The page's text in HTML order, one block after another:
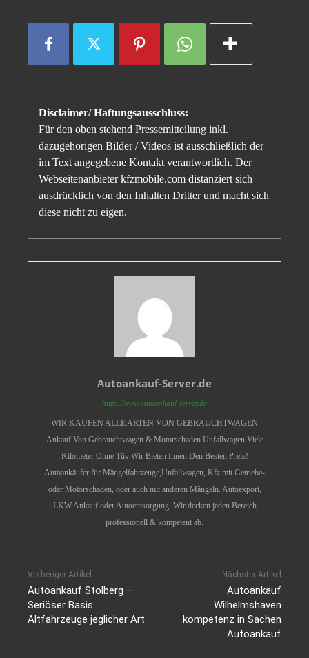
Disclaimer/ Haftungsausschluss:
Für den oben stehend Pressemitteilung inkl.
dazugehörigen Bilder / Videos ist ausschließlich der
im Text angegebene Kontakt verantwortlich. Der
Webseitenanbieter kfzmobile.com distanziert sich
ausdrücklich von den Inhalten Dritter und macht sich
diese nicht zu eigen.
Autoankauf-Server.de
https://www.autoankauf-server.de
WIR KAUFEN ALLE ARTEN VON GEBRAUCHTWAGEN
Ankauf Von Gebrauchtwagen & Motorschaden Unfallwagen Viele
Kilometer Ohne Tüv Wir Bieten Ihnen Den Besten Preis!
Autoankäufer für Mängelfahrzeuge,Unfallwagen, Kfz mit Getriebe-
oder Motorschaden, oder auch mit anderen Mängeln. Autoexport,
LKW Ankauf oder Autoentsorgung. Wir decken jeden Bereich
professionell & kompetent ab.
Vorheriger Artikel
Autoankauf Stolberg –
Seriöser Basis
Altfahrzeuge jeglicher Art
Nächster Artikel
Autoankauf
Wilhelmshaven
kompetenz in Sachen
Autoankauf